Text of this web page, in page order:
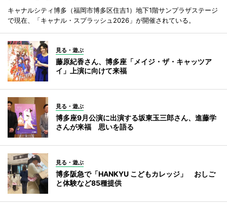
キャナルシティ博多（福岡市博多区住吉1）地下1階サンプラザステージ
で現在、「キャナル・スプラッシュ2026」が開催されている。
見る・遊ぶ
藤原紀香さん、博多座「メイジ・ザ・キャッツア
イ」上演に向けて来福
見る・遊ぶ
博多座9月公演に出演する坂東玉三郎さん、進藤学
さんが来福 思いを語る
見る・遊ぶ
博多阪急で「HANKYU こどもカレッジ」 おしご
と体験など85種提供